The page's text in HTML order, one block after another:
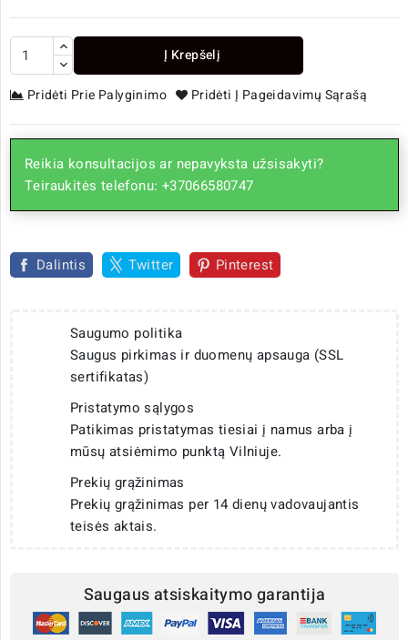
Į Krepšelį
Pridėti Prie Palyginimo Pridėti Į Pageidavimų Sąrašą
Reikia konsultacijos ar nepavyksta užsisakyti?
Teiraukitės telefonu: +37066580747
Dalintis Twitter Pinterest
Saugumo politika
Saugus pirkimas ir duomenų apsauga (SSL
sertifikatas)
Pristatymo sąlygos
Patikimas pristatymas tiesiai į namus arba į
mūsų atsiėmimo punktą Vilniuje.
Prekių grąžinimas
Prekių grąžinimas per 14 dienų vadovaujantis
teisės aktais.
Saugaus atsiskaitymo garantija